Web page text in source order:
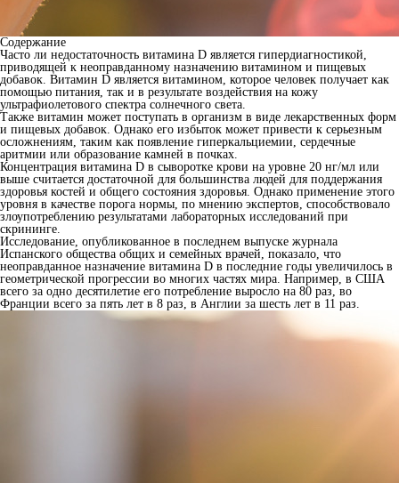
Содержание
Часто ли недостаточность витамина D является гипердиагностикой,
приводящей к неоправданному назначению витамином и пищевых
добавок. Витамин D является витамином, которое человек получает как
помощью питания, так и в результате воздействия на кожу
ультрафиолетового спектра солнечного света.
Также витамин может поступать в организм в виде лекарственных форм
и пищевых добавок. Однако его избыток может привести к серьезным
осложнениям, таким как появление гиперкальциемии, сердечные
аритмии или образование камней в почках.
Концентрация витамина D в сыворотке крови на уровне 20 нг/мл или
выше считается достаточной для большинства людей для поддержания
здоровья костей и общего состояния здоровья. Однако применение этого
уровня в качестве порога нормы, по мнению экспертов, способствовало
злоупотреблению результатами лабораторных исследований при
скрининге.
Исследование, опубликованное в последнем выпуске журнала
Испанского общества общих и семейных врачей, показало, что
неоправданное назначение витамина D в последние годы увеличилось в
геометрической прогрессии во многих частях мира. Например, в США
всего за одно десятилетие его потребление выросло на 80 раз, во
Франции всего за пять лет в 8 раз, в Англии за шесть лет в 11 раз.